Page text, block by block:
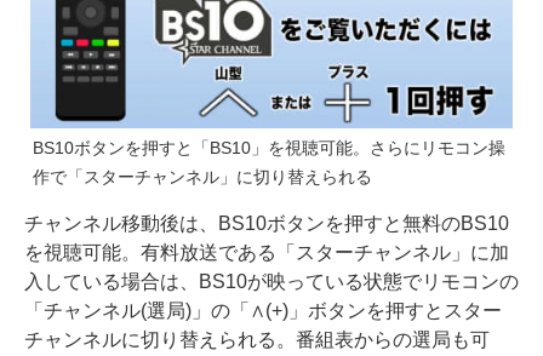
BS10ボタンを押すと「BS10」を視聴可能。さらにリモコン操
作で「スターチャンネル」に切り替えられる
チャンネル移動後は、BS10ボタンを押すと無料のBS10
を視聴可能。有料放送である「スターチャンネル」に加
入している場合は、BS10が映っている状態でリモコンの
「チャンネル(選局)」の「∧(+)」ボタンを押すとスター
チャンネルに切り替えられる。番組表からの選局も可